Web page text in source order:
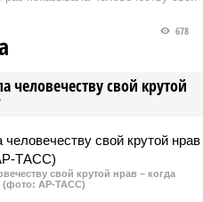
человечеству свой крутой
678
свой крутой нрав – когда
(фото: АР-ТАСС)